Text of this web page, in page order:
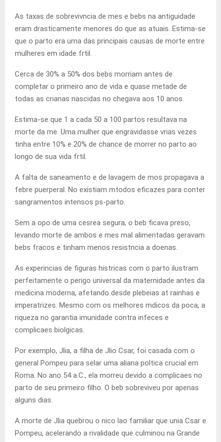
As taxas de sobrevivncia de mes e bebs na antiguidade
eram drasticamente menores do que as atuais. Estima-se
que o parto era uma das principais causas de morte entre
mulheres em idade frtil.
Cerca de 30% a 50% dos bebs morriam antes de
completar o primeiro ano de vida e quase metade de
todas as crianas nascidas no chegava aos 10 anos.
Estima-se que 1 a cada 50 a 100 partos resultava na
morte da me. Uma mulher que engravidasse vrias vezes
tinha entre 10% e 20% de chance de morrer no parto ao
longo de sua vida frtil.
A falta de saneamento e de lavagem de mos propagava a
febre puerperal. No existiam mtodos eficazes para conter
sangramentos intensos ps-parto.
Sem a opo de uma cesrea segura, o beb ficava preso,
levando morte de ambos e mes mal alimentadas geravam
bebs fracos e tinham menos resistncia a doenas.
As experincias de figuras histricas com o parto ilustram
perfeitamente o perigo universal da maternidade antes da
medicina moderna, afetando desde plebeias at rainhas e
imperatrizes. Mesmo com os melhores mdicos da poca, a
riqueza no garantia imunidade contra infeces e
complicaes biolgicas.
Por exemplo, Jlia, a filha de Jlio Csar, foi casada com o
general Pompeu para selar uma aliana poltica crucial em
Roma. No ano 54 a.C., ela morreu devido a complicaes no
parto de seu primeiro filho. O beb sobreviveu por apenas
alguns dias.
A morte de Jlia quebrou o nico lao familiar que unia Csar e
Pompeu, acelerando a rivalidade que culminou na Grande